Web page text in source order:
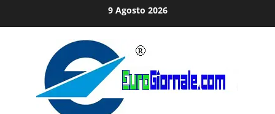
al
9 Agosto 2026